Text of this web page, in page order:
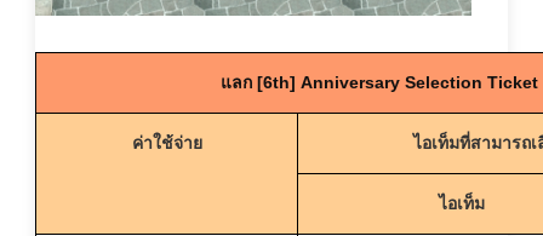
แลก [6th] Anniversary Selection Ticket
ค่าใช้จ่าย ไอเท็มที่สามารถ
ไอเท็ม